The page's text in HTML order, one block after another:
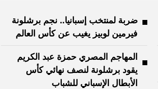
ضربة لمنتخب إسبانيا.. نجم برشلونة
فيرمين ​لوبيز يغيب عن كأس العالم
المهاجم المصري حمزة عبد الكريم
يقود برشلونة لنصف نهائي كأس
الأبطال الإسباني للشباب